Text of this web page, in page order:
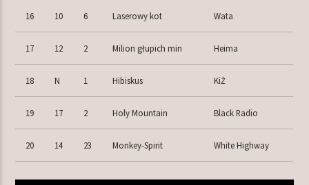
16 10 6 Laserowy kot Wata
17 12 2 Milion głupich min Heima
18 N 1 Hibiskus KiŻ
19 17 2 Holy Mountain Black Radio
20 14 23 Monkey-Spirit White Highway